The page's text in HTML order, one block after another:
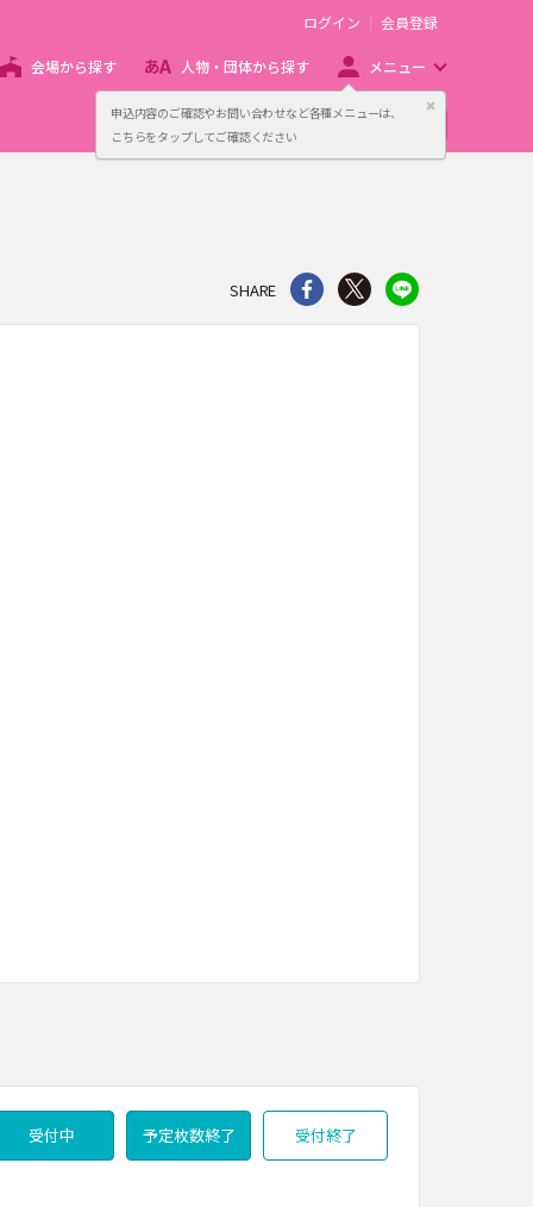
申込内容のご確認やお問い合わせなど各種メニューは、
こちらをタップしてご確認ください
閉じる
ログイン 会員登録
会場から探す 人物・団体から探す メニュー
主催者向け販売サービス
SHARE シェア Twitter
受付中 予定枚数終了 受付終了